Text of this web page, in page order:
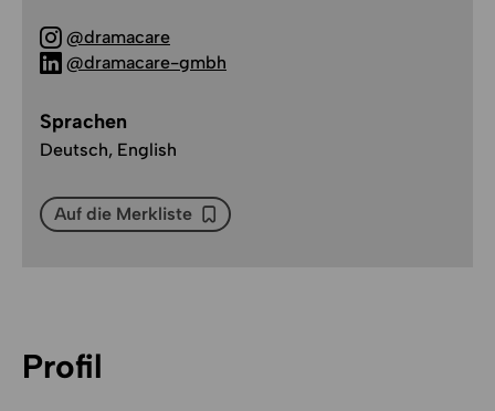
@dramacare
@dramacare-gmbh
Sprachen
Deutsch, English
Auf die Merkliste
Profil